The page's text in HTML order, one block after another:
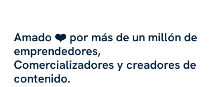
Amado ❤️ por más de un millón de
emprendedores,
Comercializadores y creadores de
contenido.